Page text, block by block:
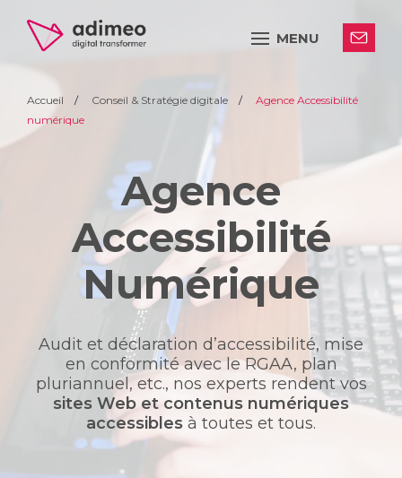
MENU
Accueil Conseil & Stratégie digitale
Agence Accessibilité
numérique
Agence
Accessibilité
Numérique
Audit et déclaration d’accessibilité, mise
en conformité avec le RGAA, plan
pluriannuel, etc., nos experts rendent vos
sites Web et contenus numériques
accessibles à toutes et tous.